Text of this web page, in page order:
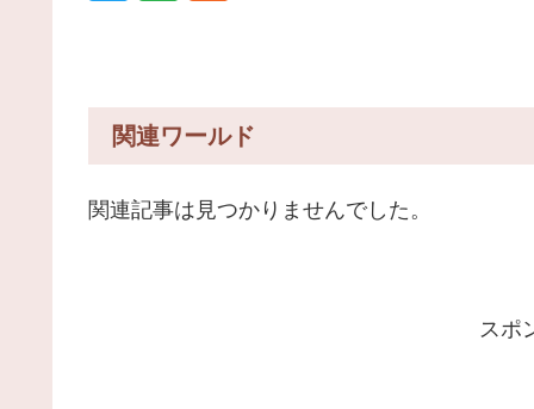
関連ワールド
関連記事は見つかりませんでした。
スポ